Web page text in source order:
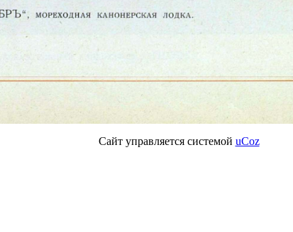
Сайт управляется системой uCoz